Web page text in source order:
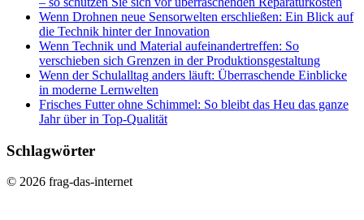
Wenn Drohnen neue Sensorwelten erschließen: Ein Blick auf
die Technik hinter der Innovation
Wenn Technik und Material aufeinandertreffen: So
verschieben sich Grenzen in der Produktionsgestaltung
Wenn der Schulalltag anders läuft: Überraschende Einblicke
in moderne Lernwelten
Frisches Futter ohne Schimmel: So bleibt das Heu das ganze
Jahr über in Top-Qualität
Schlagwörter
© 2026 frag-das-internet